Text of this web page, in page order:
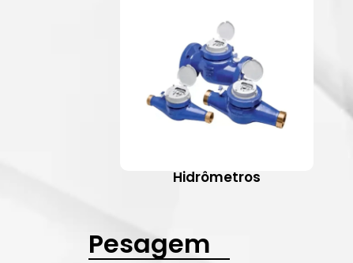
Hidrômetros
Pesagem